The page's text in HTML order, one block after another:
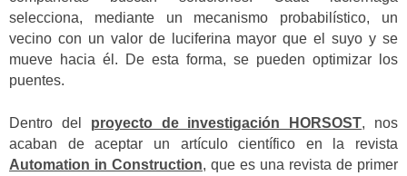
selecciona, mediante un mecanismo probabilístico, un
vecino con un valor de luciferina mayor que el suyo y se
mueve hacia él. De esta forma, se pueden optimizar los
puentes.
Dentro del proyecto de investigación HORSOST, nos
acaban de aceptar un artículo científico en la revista
Automation in Construction, que es una revista de primer